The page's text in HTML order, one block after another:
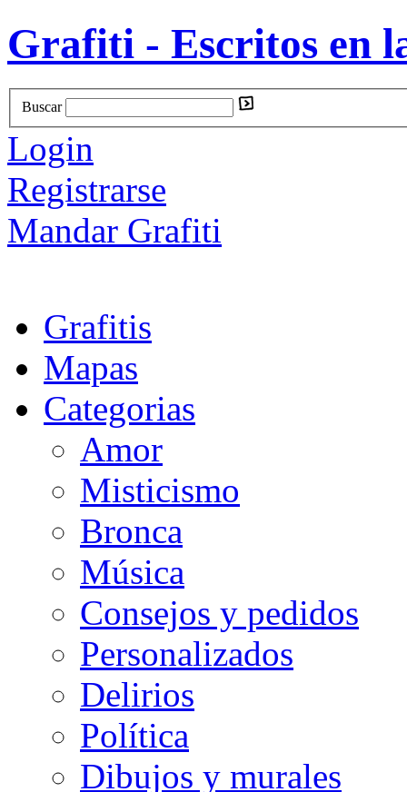
Grafiti - Escritos en
Buscar
Login
Registrarse
Mandar Grafiti
Grafitis
Mapas
Categorias
Amor
Misticismo
Bronca
Música
Consejos y pedidos
Personalizados
Delirios
Política
Dibujos y murales